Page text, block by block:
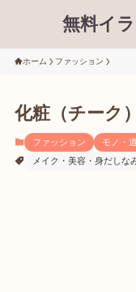
無料イ
ホーム ファッション
化粧（チーク
ファッション モノ・
メイク・美容・身だしな